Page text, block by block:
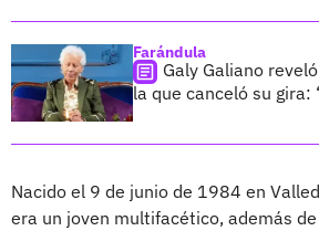
Farándula
Galy Galiano
la que canceló su gira:
Nacido el 9 de junio de 1984 en
era un joven multifacético, además